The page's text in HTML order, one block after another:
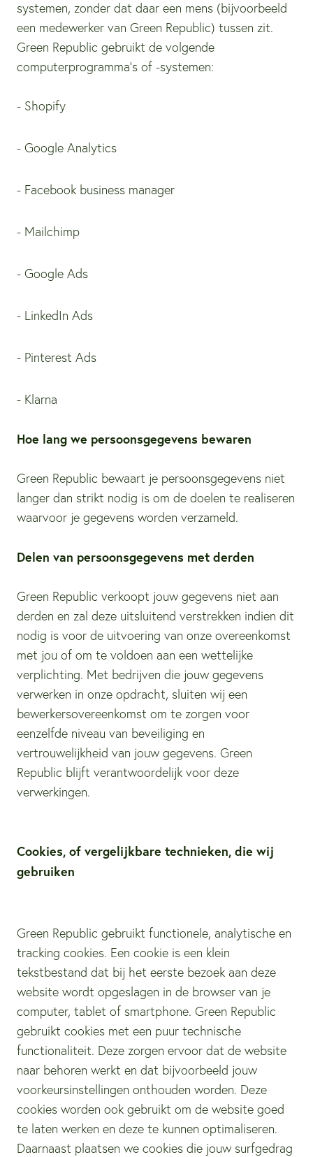
systemen, zonder dat daar een mens (bijvoorbeeld
een medewerker van Green Republic) tussen zit.
Green Republic gebruikt de volgende
computerprogramma's of -systemen:
- Shopify
- Google Analytics
- Facebook business manager
- Mailchimp
- Google Ads
- LinkedIn Ads
- Pinterest Ads
- Klarna
Hoe lang we persoonsgegevens bewaren
Green Republic bewaart je persoonsgegevens niet
langer dan strikt nodig is om de doelen te realiseren
waarvoor je gegevens worden verzameld.
Delen van persoonsgegevens met derden
Green Republic verkoopt jouw gegevens niet aan
derden en zal deze uitsluitend verstrekken indien dit
nodig is voor de uitvoering van onze overeenkomst
met jou of om te voldoen aan een wettelijke
verplichting. Met bedrijven die jouw gegevens
verwerken in onze opdracht, sluiten wij een
bewerkersovereenkomst om te zorgen voor
eenzelfde niveau van beveiliging en
vertrouwelijkheid van jouw gegevens. Green
Republic blijft verantwoordelijk voor deze
verwerkingen.
Cookies, of vergelijkbare technieken, die wij
gebruiken
Green Republic gebruikt functionele, analytische en
tracking cookies. Een cookie is een klein
tekstbestand dat bij het eerste bezoek aan deze
website wordt opgeslagen in de browser van je
computer, tablet of smartphone. Green Republic
gebruikt cookies met een puur technische
functionaliteit. Deze zorgen ervoor dat de website
naar behoren werkt en dat bijvoorbeeld jouw
voorkeursinstellingen onthouden worden. Deze
cookies worden ook gebruikt om de website goed
te laten werken en deze te kunnen optimaliseren.
Daarnaast plaatsen we cookies die jouw surfgedrag